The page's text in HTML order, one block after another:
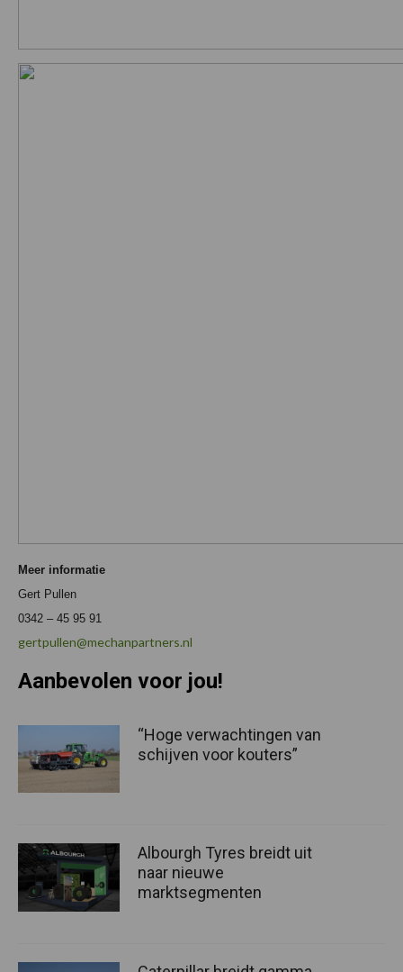
Meer informatie
Gert Pullen
0342 – 45 95 91
gertpullen@mechanpartners.nl
Aanbevolen voor jou!
“Hoge verwachtingen van
schijven voor kouters”
Albourgh Tyres breidt uit
naar nieuwe
marktsegmenten